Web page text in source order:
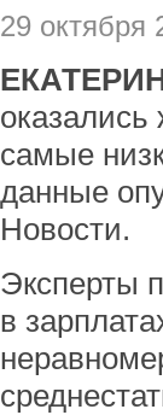
29 октября
оказались
самые
данные
Новости.
Эксперты
в